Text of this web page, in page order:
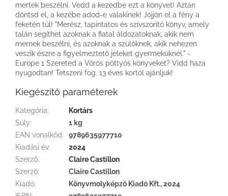
mertek beszélni. Vedd a kezedbe ezt a könyvet! Aztán
döntsd el, a kezébe adod-e valakinek! Jöjjön el a fény a
feketén túl! "Merész, tapintatos és szívszorító könyv, amely
talán segíthet azoknak a fiatal áldozatoknak, akik nem
mernek beszélni, és azoknak a szülőknek, akik nehezen
veszik észre a figyelmeztető jeleket gyermeküknél." -
Europe 1 Szereted a Vörös pöttyös könyveket? Vidd haza
nyugodtan! Tetszeni fog. 13 éves kortól ajánljuk!
Kiegészítő paraméterek
Kategória:
Kortárs
Súly:
1 kg
EAN vonalkód:
9789635977710
Kiadási év:
2024
Szerző:
Claire Castillon
Szerző:
Claire Castillon
Kiadó:
Könyvmolyképző Kiadó Kft., 2024